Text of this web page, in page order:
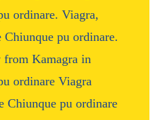
ordinare. Viagra,
pu ordinare.
from Kamagra in
ordinare Viagra
Chiunque pu ordinare